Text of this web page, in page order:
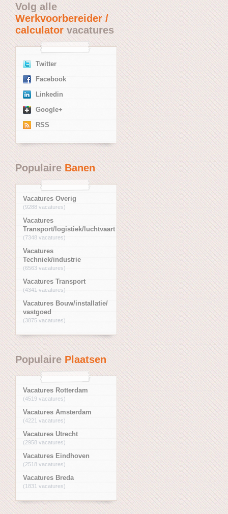
Volg alle
Werkvoorbereider /
calculatorvacatures
Twitter
Facebook
Linkedin
Google+
RSS
PopulaireBanen
Vacatures Overig
(9288 vacatures)
Vacatures
Transport/logistiek/luchtvaart
(7348 vacatures)
Vacatures
Techniek/industrie
(6563 vacatures)
Vacatures Transport
(4341 vacatures)
Vacatures Bouw/installatie/
vastgoed
(3875 vacatures)
PopulairePlaatsen
Vacatures Rotterdam
(4519 vacatures)
Vacatures Amsterdam
(4221 vacatures)
Vacatures Utrecht
(2958 vacatures)
Vacatures Eindhoven
(2518 vacatures)
Vacatures Breda
(1831 vacatures)